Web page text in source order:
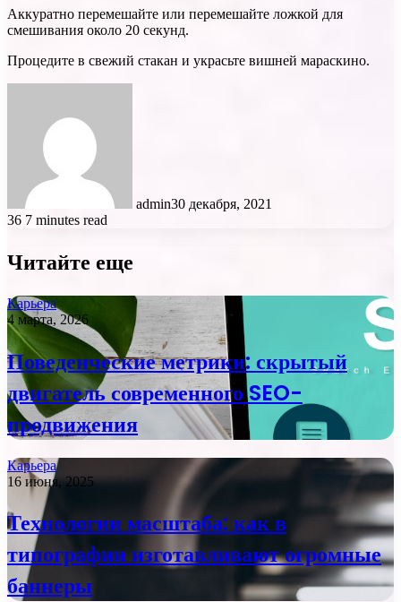
Аккуратно перемешайте или перемешайте ложкой для
смешивания около 20 секунд.
Процедите в свежий стакан и украсьте вишней мараскино.
admin30 декабря, 2021
36 7 minutes read
Читайте еще
Карьера
4 марта, 2026
Поведенческие метрики: скрытый
двигатель современного SEO-
продвижения
Карьера
16 июня, 2025
Технологии масштаба: как в
типографии изготавливают огромные
баннеры